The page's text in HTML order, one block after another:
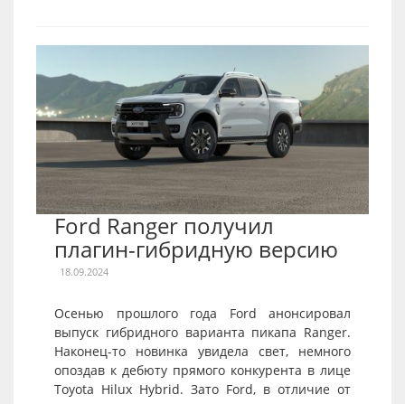
Ford Ranger получил
плагин-гибридную версию
18.09.2024
Осенью прошлого года Ford анонсировал
выпуск гибридного варианта пикапа Ranger.
Наконец-то новинка увидела свет, немного
опоздав к дебюту прямого конкурента в лице
Toyota Hilux Hybrid. Зато Ford, в отличие от